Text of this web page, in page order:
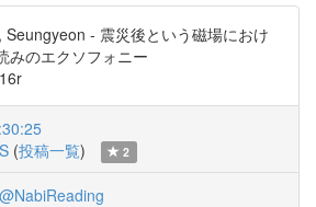
- 震災後という磁場におけ
みのエクソフォニー
(投稿一覧) 2
@NabiReading